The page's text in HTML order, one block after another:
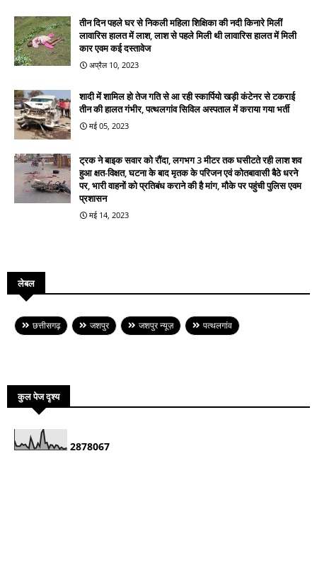
तीन दिन पहले घर से निकली महिला शिक्षिका की नदी किनारे मिलीं
लावारिस हालत में लाश, लाश से पहले मिली थी लावारिस हालत में मिली
कार एवम कई दस्तावेज
अप्रैल 10, 2023
शादी में शामिल हो तेज गति से आ रही स्कार्पियो खड़ी कंटेनर से टकराई
तीन की हालत गंभीर, पत्थलगांव सिविल अस्पताल में कराया गया भर्ती
मई 05, 2023
ट्रक ने बाइक सवार को रौंदा, लगभग 3 मीटर तक घसीटते रही लाश शव
हुआ क्षत-विक्षत, घटना के बाद मृतक के परिजन एवं कोतबावासी बैठे धरने
पर, भारी वाहनों को प्रतिबंध कराने की है मांग, मौके पर पहुंची पुलिस एवम
प्रशासन
मई 14, 2023
लेबल
छत्तीसगढ़ जशपुर जशपुर न्यूज़ पत्थलगांव
कुल पेज दृश्य
2878067